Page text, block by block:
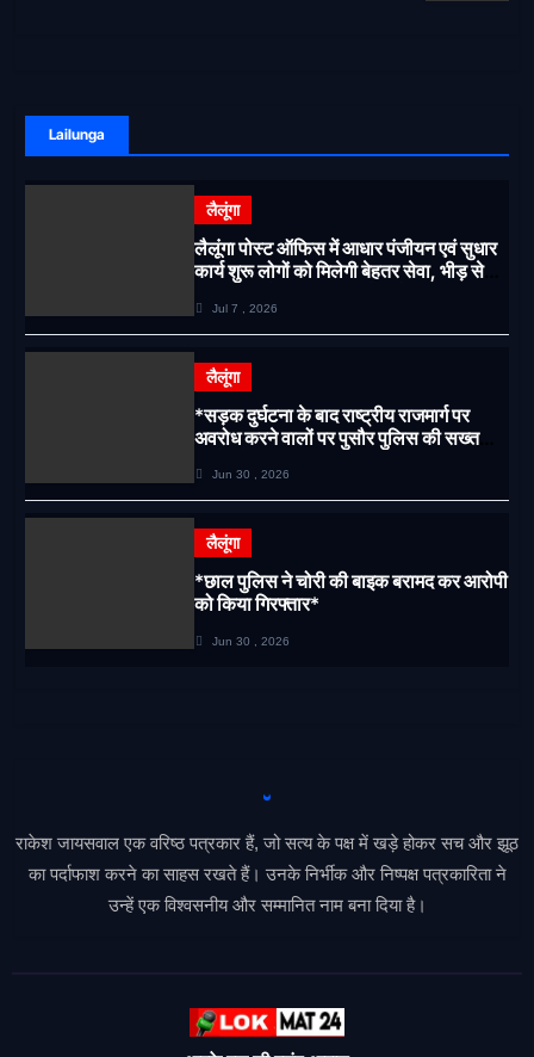
Lailunga
लैलूंगा
लैलूंगा पोस्ट ऑफिस में आधार पंजीयन एवं सुधार
कार्य शुरू लोगों को मिलेगी बेहतर सेवा, भीड़ से
Jul 7 , 2026
लैलूंगा
*सड़क दुर्घटना के बाद राष्ट्रीय राजमार्ग पर
अवरोध करने वालों पर पुसौर पुलिस की सख्त
Jun 30 , 2026
लैलूंगा
*छाल पुलिस ने चोरी की बाइक बरामद कर आरोपी
को किया गिरफ्तार*
Jun 30 , 2026
राकेश जायसवाल एक वरिष्ठ पत्रकार हैं, जो सत्य के पक्ष में खड़े होकर सच और झूठ
का पर्दाफाश करने का साहस रखते हैं। उनके निर्भीक और निष्पक्ष पत्रकारिता ने
उन्हें एक विश्वसनीय और सम्मानित नाम बना दिया है।